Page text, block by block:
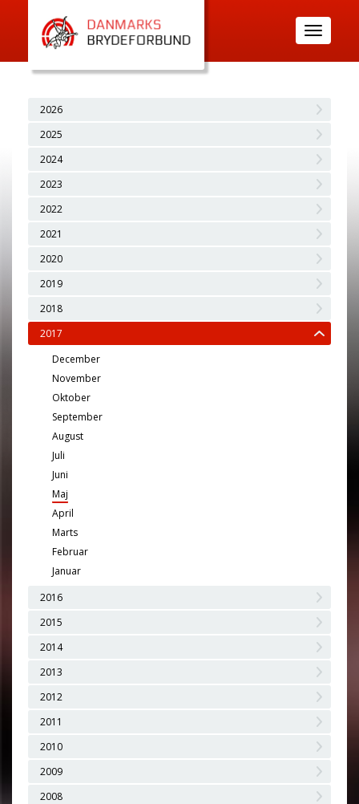
Toggle
navigation
2026
2025
2024
2023
2022
2021
2020
2019
2018
2017
December
November
Oktober
September
August
Juli
Juni
Maj
April
Marts
Februar
Januar
2016
2015
2014
2013
2012
2011
2010
2009
2008